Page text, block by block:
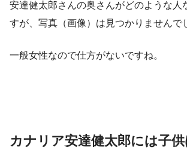
安達健太郎さんの奥さんがどのような人
すが、写真（画像）は見つかりませんで
一般女性なので仕方がないですね。
カナリア安達健太郎には子